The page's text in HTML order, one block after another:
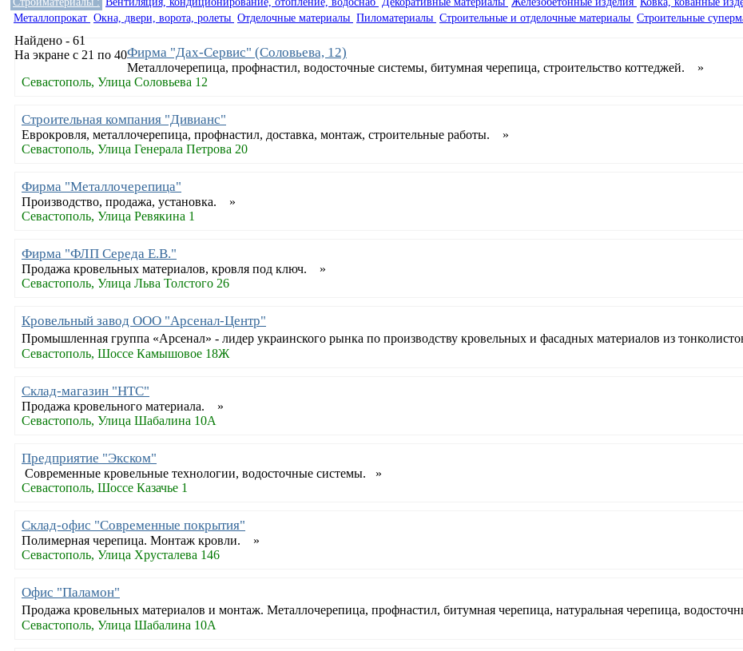
Металлопрокат Окна, двери, ворота, ролеты Отделочные материалы Пиломатериалы Строительные и отделочные материалы Строительные
Найдено - 61
На экране с 21 по 40Фирма "Дах-Сервис" (Соловьева, 12)
Металлочерепица, профнастил, водосточные системы, битумная черепица, строительство коттеджей. »
Севастополь, Улица Соловьева 12
Строительная компания "Дивианс"
Еврокровля, металлочерепица, профнастил, доставка, монтаж, строительные работы. »
Севастополь, Улица Генерала Петрова 20
Фирма "Металлочерепица"
Производство, продажа, установка. »
Севастополь, Улица Ревякина 1
Фирма "ФЛП Середа Е.В."
Продажа кровельных материалов, кровля под ключ. »
Севастополь, Улица Льва Толстого 26
Кровельный завод ООО "Арсенал-Центр"
Промышленная группа «Арсенал» - лидер украинского рынка по производству кровельных и фасадных материалов из
Севастополь, Шоссе Камышовое 18Ж
Склад-магазин "НТС"
Продажа кровельного материала. »
Севастополь, Улица Шабалина 10А
Предприятие "Экском"
Современные кровельные технологии, водосточные системы. »
Севастополь, Шоссе Казачье 1
Склад-офис "Современные покрытия"
Полимерная черепица. Монтаж кровли. »
Севастополь, Улица Хрусталева 146
Офис "Паламон"
Продажа кровельных материалов и монтаж. Металлочерепица, профнастил, битумная черепица, натуральная черепица,
Севастополь, Улица Шабалина 10А